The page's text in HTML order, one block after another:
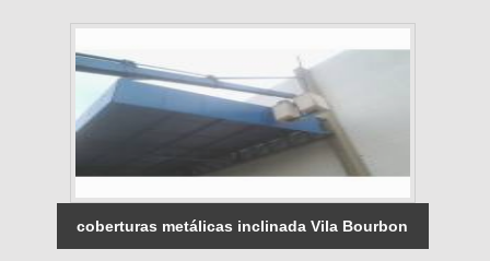
coberturas metálicas inclinada Vila Bourbon